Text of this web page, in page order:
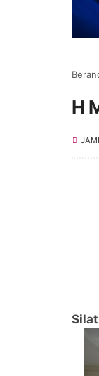
H